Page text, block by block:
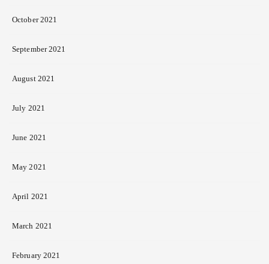
October 2021
September 2021
August 2021
July 2021
June 2021
May 2021
April 2021
March 2021
February 2021